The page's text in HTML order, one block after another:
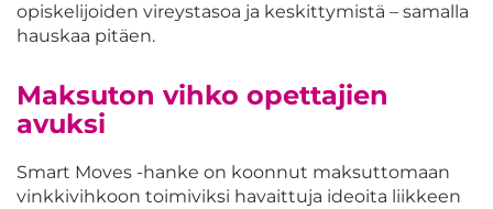
opiskelijoiden vireystasoa ja keskittymistä – samalla
hauskaa pitäen.
Maksuton vihko opettajien
avuksi
Smart Moves -hanke on koonnut maksuttomaan
vinkkivihkoon toimiviksi havaittuja ideoita liikkeen